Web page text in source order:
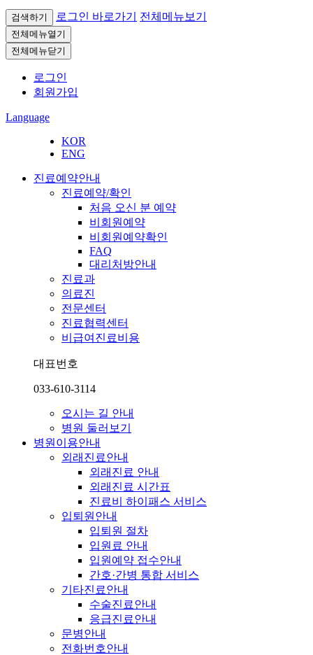
검색하기 로그인 바로가기 전체메뉴보기
전체메뉴열기
전체메뉴닫기
로그인
회원가입
Language
KOR
ENG
진료예약안내
진료예약/확인
처음 오신 분 예약
비회원예약
비회원예약확인
FAQ
대리처방안내
진료과
의료진
전문센터
진료협력센터
비급여진료비용
대표번호
033-610-3114
오시는 길 안내
병원 둘러보기
병원이용안내
외래진료안내
외래진료 안내
외래진료 시간표
진료비 하이패스 서비스
입퇴원안내
입퇴원 절차
입원료 안내
입원예약 접수안내
간호·간병 통합 서비스
기타진료안내
수술진료안내
응급진료안내
문병안내
전화번호안내